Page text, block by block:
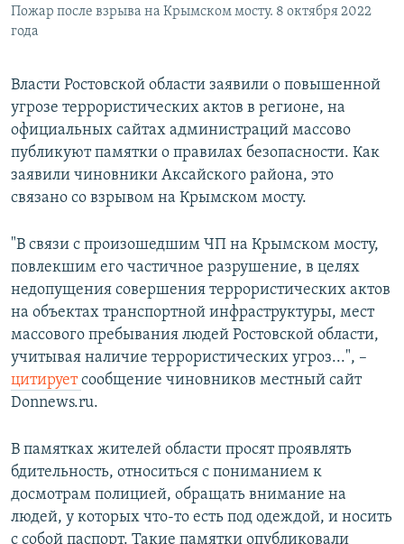
Пожар после взрыва на Крымском мосту. 8 октября 2022
года
Власти Ростовской области заявили о повышенной
угрозе террористических актов в регионе, на
официальных сайтах администраций массово
публикуют памятки о правилах безопасности. Как
заявили чиновники Аксайского района, это
связано со взрывом на Крымском мосту.
"В связи с произошедшим ЧП на Крымском мосту,
повлекшим его частичное разрушение, в целях
недопущения совершения террористических актов
на объектах транспортной инфраструктуры, мест
массового пребывания людей Ростовской области,
учитывая наличие террористических угроз...", –
цитируетсообщение чиновников местный сайт
Donnews.ru.
В памятках жителей области просят проявлять
бдительность, относиться с пониманием к
досмотрам полицией, обращать внимание на
людей, у которых что-то есть под одеждой, и носить
с собой паспорт. Такие памятки опубликовали